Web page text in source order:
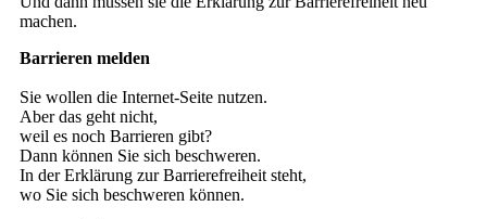
machen.
Barrieren melden
Sie wollen die Internet-Seite nutzen.
Aber das geht nicht,
weil es noch Barrieren gibt?
Dann können Sie sich beschweren.
In der Erklärung zur Barrierefreiheit steht,
wo Sie sich beschweren können.